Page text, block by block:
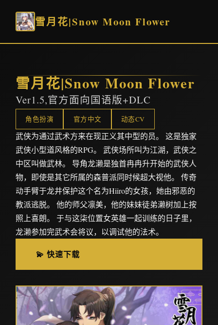
雪月花|Snow Moon Flower
雪月花|Snow Moon Flower
Ver1.5,官方面向国语版+DLC
角色扮演 官方中文 动态CV
武侠为通过武术方来在现正义其中型的员。 这是独家
武侠小型道风格的RPG。 武侠场所叫为江湖，武侠之
中区叫做武林。 导角龙濑是独首冉冉升开始的武侠人
物，即使是其它所属的森普派同时候超大视他。 传奇
动手臂于龙井保护这个名为Hiiro的女孩，她由邪恶的
教派逃脱。 他的师父凛美，他的妹妹徒弟濑树加上按
照上喜朗。 于与这柒位置女英雄一起训练的日子里，
龙濑参加完武术会将议，以调试他的法术。
💫 快速下载